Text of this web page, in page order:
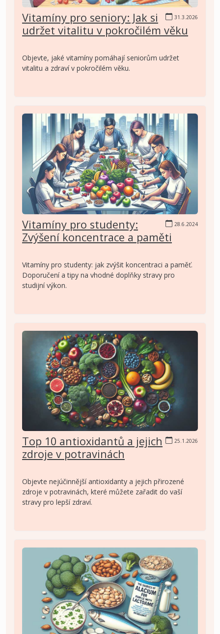
31.3.2026
Vitamíny pro seniory: Jak si
udržet vitalitu v pokročilém věku
Objevte, jaké vitamíny pomáhají seniorům udržet
vitalitu a zdraví v pokročilém věku.
28.6.2024
Vitamíny pro studenty:
Zvýšení koncentrace a paměti
Vitamíny pro studenty: jak zvýšit koncentraci a paměť.
Doporučení a tipy na vhodné doplňky stravy pro
studijní výkon.
25.1.2026
Top 10 antioxidantů a jejich
zdroje v potravinách
Objevte nejúčinnější antioxidanty a jejich přirozené
zdroje v potravinách, které můžete zařadit do vaší
stravy pro lepší zdraví.